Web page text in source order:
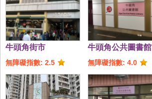
牛頭角街市
無障礙指數: 2.5
牛頭角公共圖書館
無障礙指數: 4.0